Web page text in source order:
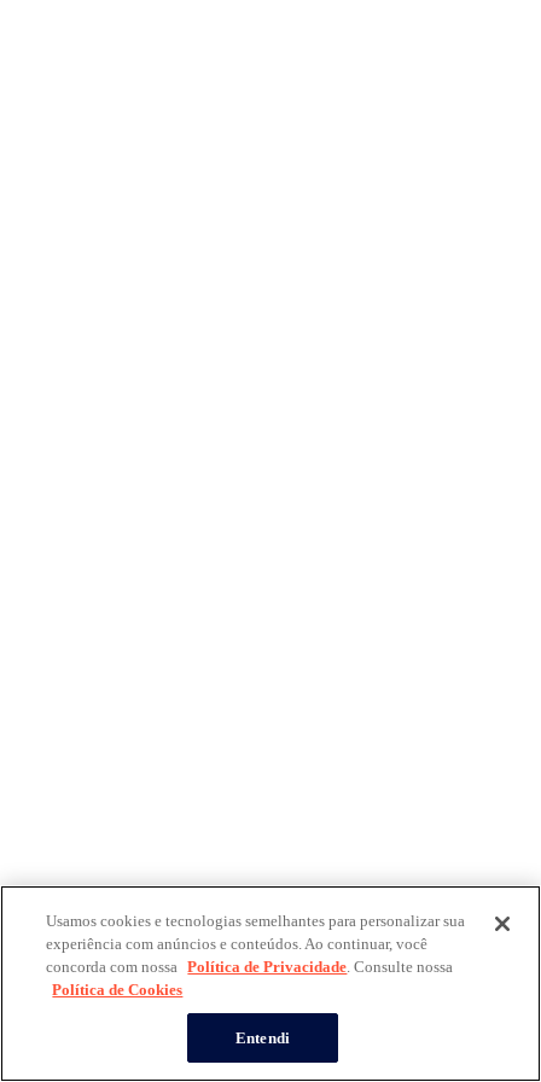
Usamos cookies e tecnologias semelhantes para personalizar sua
experiência com anúncios e conteúdos. Ao continuar, você
concorda com nossa Política de Privacidade. Consulte nossa
Política de Cookies
Entendi